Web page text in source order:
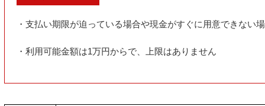
・支払い期限が迫っている場合や現金がすぐに用意できない
・利用可能金額は1万円からで、上限はありません